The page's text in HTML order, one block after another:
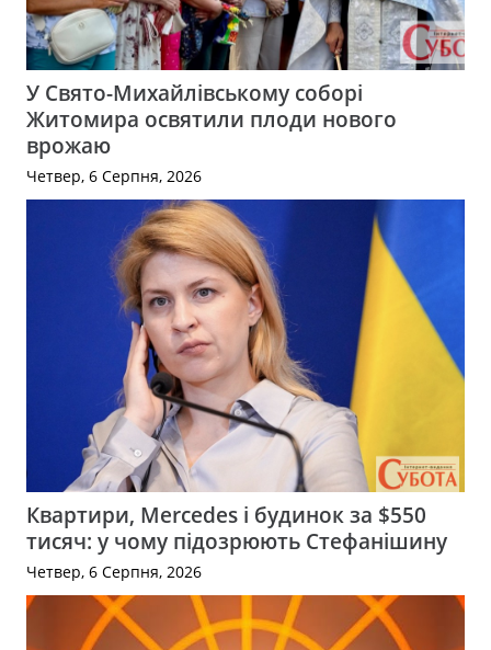
У Свято-Михайлівському соборі
Житомира освятили плоди нового
врожаю
Четвер, 6 Серпня, 2026
Квартири, Mercedes і будинок за $550
тисяч: у чому підозрюють Стефанішину
Четвер, 6 Серпня, 2026